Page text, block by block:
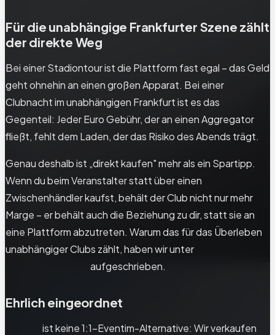
Für die unabhängige Frankfurter Szene zählt
der direkte Weg
Bei einer Stadiontour ist die Plattform fast egal – das Geld
geht ohnehin an einen großen Apparat. Bei einer
Clubnacht im unabhängigen Frankfurt ist es das
Gegenteil: Jeder Euro Gebühr, der an einen Aggregator
fließt, fehlt dem Laden, der das Risiko des Abends trägt.
Genau deshalb ist „direkt kaufen" mehr als ein Spartipp.
Wenn du beim Veranstalter statt über einen
Zwischenhändler kaufst, behält der Club nicht nur mehr
Marge – er behält auch die Beziehung zu dir, statt sie an
eine Plattform abzutreten. Warum das für das Überleben
unabhängiger Clubs zählt, haben wir unter
aufgeschrieben.
Ehrlich eingeordnet
ist keine 1:1-Eventim-Alternative: Wir verkaufen